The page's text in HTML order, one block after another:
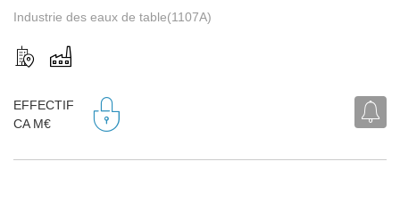
Industrie des eaux de table(1107A)
EFFECTIF
CA M€